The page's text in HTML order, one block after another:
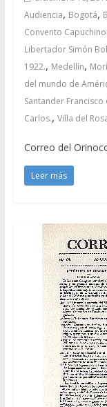
Audiencia, Bogotá,
Convento
Libertador Simón
1922., Medellín,
del mundo de
Santander Francisco
Carlos., Villa del
Correo del
Leer más